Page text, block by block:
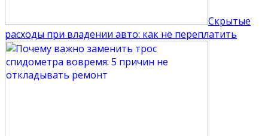
Скрытые
расходы при владении авто: как не переплатить